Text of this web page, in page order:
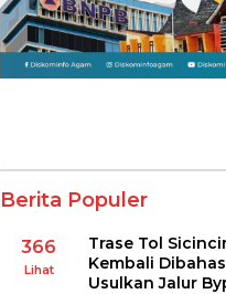
Berita Populer
366
Lihat
Trase Tol
Kembali
Usulkan Jalur